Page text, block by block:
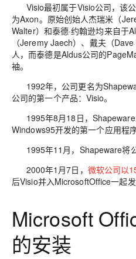
Visio最初属于Visio公司，该
为Axon。原始创始人杰瑞米（
Walter）和泰德·约翰逊均来自于
（Jeremy Jaech）、戴夫（
人，而泰德是Aldus公司的
袖。
1992年，公司更名为
公司的第一个产品：Visio。
1995年8月18日，Shapeware
Windows95开发的第一个应用程序
1995年11月，Shapeware将公
2000年1月7日， 微软公司以
后Visio并入MicrosoftOffice一起发
Microsoft
的安装